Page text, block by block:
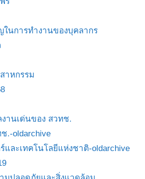
นการทำงานของบุคลากร
าหกรรม
งานเด่นของ สวทช.
.-oldarchive
และเทคโนโลยีแห่งชาติ-oldarchive